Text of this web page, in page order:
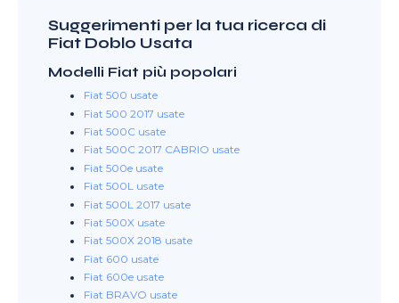
Suggerimenti per la tua ricerca di
Fiat Doblo Usata
Modelli Fiat più popolari
Fiat 500 usate
Fiat 500 2017 usate
Fiat 500C usate
Fiat 500C 2017 CABRIO usate
Fiat 500e usate
Fiat 500L usate
Fiat 500L 2017 usate
Fiat 500X usate
Fiat 500X 2018 usate
Fiat 600 usate
Fiat 600e usate
Fiat BRAVO usate